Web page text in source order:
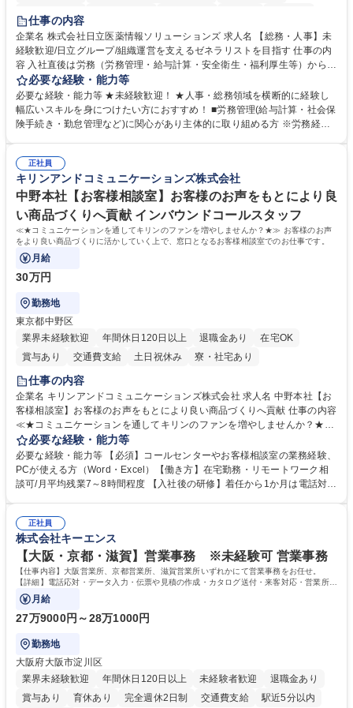
住宅手当あり
育休あり
完全週休2日制 交通費支給 土日祝休み 寮・社宅あり
仕事の内容
企業名 株式会社日立医薬情報ソリューションズ 求人名 【総務・人事】未
経験歓迎/日立グループ/組織運営を支えるゼネラリストを目指す 仕事の内
容 入社直後は労務（労務管理・給与計算・安全衛生・福利厚生等）からお
任せいたします。将来は総務・採用・教育業務へ守備範囲を広げ、組織運
営を支えるゼネラリストをめざせます。 ・初期業務：労働時間管理、給与
計算、社会保険対応、福利厚生管理、安全衛生、健康経営推進等をお任せ
します。ご経験に応じて、休職者管理など、幅広く経験を積んでいただき
幅広く経験を積みたい意欲がある方に最適な環境です。 募集職種 【総
務・人事】未経験歓迎/日立グループ/組織運営を支えるゼネラリストを目
指す
必要な経験・能力等
必要な経験・能力等 ★未経験歓迎！ ★人事・総務領域を横断的に経験し
幅広いスキルを身につけたい方におすすめ！ ■労務管理(給与計算・社会保
険手続き・勤怠管理など)に関心があり主体的に取り組める方 ※労務経験
のご経験 ■労務管理（給与計算・社会保険手続き・勤怠管理など）の経験
■衛生管理者の資格をお持ちの方 学歴・資格 学歴：大学院 大学 高専 短大
専修学校 高校 語学力： 資格：
正社員
キリンアンドコミュニケーションズ株式会社
中野本社【お客様相談室】お客様のお声をもとにより良
い商品づくりへ貢献 インバウンドコールスタッフ
≪★コミュニケーションを通してキリンのファンを増やしませんか？★≫ お客様のお声
をより良い商品づくりに活かしていく上で、窓口となるお客様相談室でのお仕事です。
月給
30万円
勤務地
東京都中野区
業界未経験歓迎
年間休日120日以上 退職金あり
在宅OK
賞与あり
交通費支給 土日祝休み 寮・社宅あり
仕事の内容
企業名 キリンアンドコミュニケーションズ株式会社 求人名 中野本社【お
客様相談室】お客様のお声をもとにより良い商品づくりへ貢献 仕事の内容
≪★コミュニケーションを通してキリンのファンを増やしませんか？★≫
お客様のお声をより良い商品づくりに活かしていく上で、窓口となるお客
様相談室でのお仕事です。 日々お客様からいただくキリングループへのご
意見を、企業活動に活かしています。お客様からの声に迅速かつ誠意をも
って対応、情報提供するとともにグループ内活動に反映しています。 【具
平均100件前後■メール・手紙：同上40件前後 募集職種 中野本社【お客様
相談室】お客様のお声をもとにより良い商品づくりへ貢献
必要な経験・能力等
必要な経験・能力等 【必須】コールセンターやお客様相談室の業務経験、
PCが使える方（Word・Excel）【働き方】在宅勤務・リモートワーク相
談可/月平均残業7～8時間程度 【入社後の研修】着任から1か月は電話対応
すのでご安心ください。 【当社について】キリングループの広報機能を担
う会社として、お客様との出会いを大切にし、磨き上げたホスピタリティ
を込めてコミュニケーションをとりながら広報関連業務を行っておりま
す。 学歴・資格 学歴：大学院 大学 高専 短大 専修学校 高校 語学力： 資
格：
正社員
株式会社キーエンス
【大阪・京都・滋賀】営業事務 ※未経験可 営業事務
【仕事内容】大阪営業所、京都営業所、滋賀営業所いずれかにて営業事務をお任せ。
【詳細】電話応対・データ入力・伝票や見積の作成・カタログ送付・来客対応・営業所内
で発生する事務業務や業務改善をお任せ。
月給
27万9000円～28万1000円
勤務地
大阪府大阪市淀川区
業界未経験歓迎
年間休日120日以上 未経験者歓迎
退職金あり
賞与あり
育休あり 完全週休2日制 交通費支給 駅近5分以内